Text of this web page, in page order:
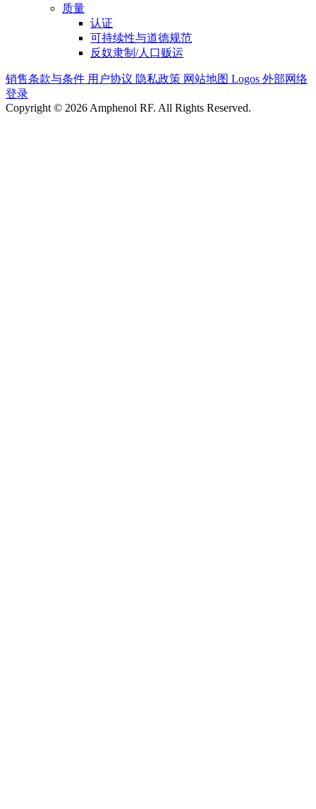
质量
认证
可持续性与道德规范
反奴隶制/人口贩运
销售条款与条件 用户协议 隐私政策 网站地图 Logos 外部网络
登录
Copyright © 2026 Amphenol RF. All Rights Reserved.